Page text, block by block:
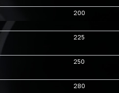
200
225
250
280